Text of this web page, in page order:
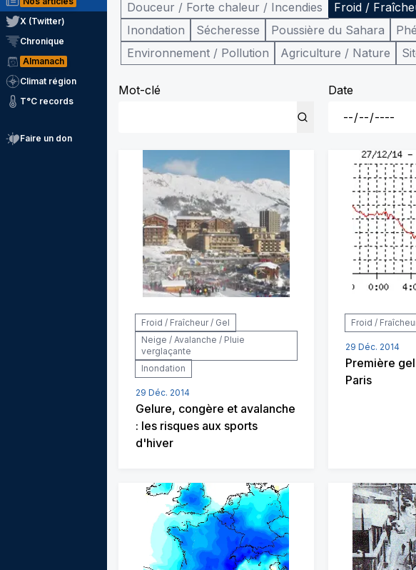
X (Twitter)
Chronique
Almanach
Climat région
T°C records
Faire un don
Douceur / Forte chaleur / Incendies
Froid /
Inondation
Sécheresse Poussière du Sahara
Environnement / Pollution
Agriculture / Nature
Mot-clé
Date
Froid / Fraîcheur / Gel
Neige / Avalanche / Pluie
verglaçante
Inondation
29 Déc. 2014
Gelure, congère et avalanche
: les risques aux sports
d'hiver
Froid /
29 Déc. 2014
Première
Paris